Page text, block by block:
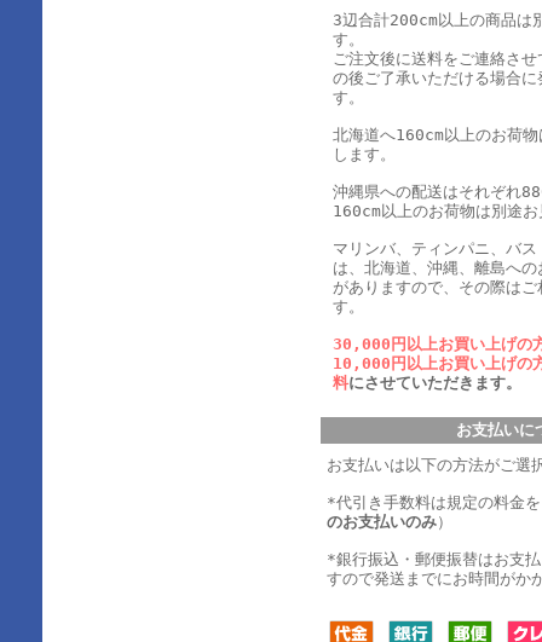
3辺合計200cm以上の商品は
す。
ご注文後に送料をご連絡さ
の後ご了承いただける場合
す。
北海道へ160cm以上のお荷
します。
沖縄県への配送はそれぞれ
160cm以上のお荷物は別途
マリンバ、ティンパニ、バ
は、北海道、沖縄、離島へ
がありますので、その際は
す。
30,000円以上お買い上げの
10,000円以上お買い上げの
料にさせていただきます。
お支払いに
お支払いは以下の方法がご選
*代引き手数料は規定の料金
のお支払いのみ）
*銀行振込・郵便振替はお支
すので発送までにお時間がか